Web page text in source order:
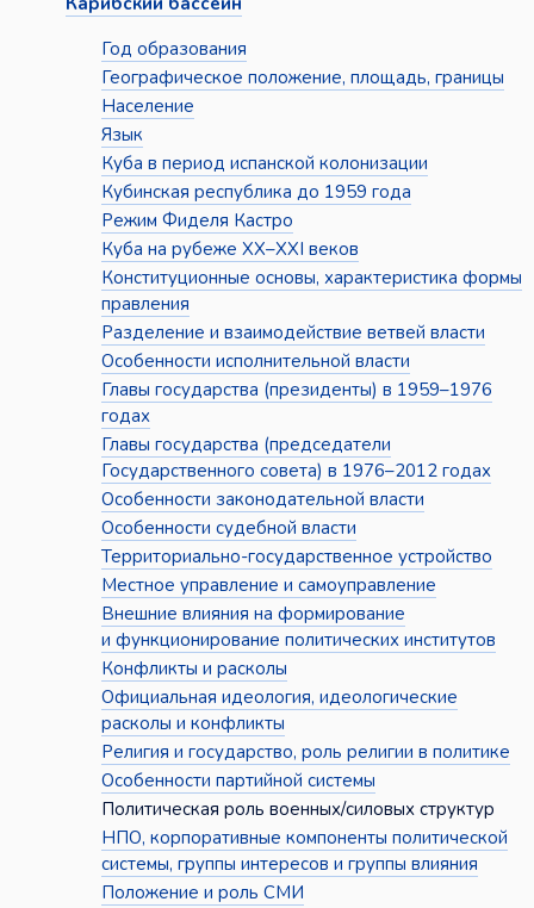
Год образования
Географическое положение, площадь, границы
Население
Язык
Куба в период испанской колонизации
Кубинская республика до 1959 года
Режим Фиделя Кастро
Куба на рубеже XX–XXI веков
Конституционные основы, характеристика формы
правления
Разделение и взаимодействие ветвей власти
Особенности исполнительной власти
Главы государства (президенты) в 1959–1976
годах
Главы государства (председатели
Государственного совета) в 1976–2012 годах
Особенности законодательной власти
Особенности судебной власти
Территориально-государственное устройство
Местное управление и самоуправление
Внешние влияния на формирование
и функционирование политических институтов
Конфликты и расколы
Официальная идеология, идеологические
расколы и конфликты
Религия и государство, роль религии в политике
Особенности партийной системы
Политическая роль военных/силовых структур
НПО, корпоративные компоненты политической
системы, группы интересов и группы влияния
Положение и роль СМИ